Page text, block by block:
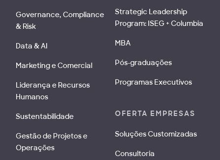
Governance, Compliance
& Risk
Data & AI
Marketing e Comercial
Liderança e Recursos
Humanos
Sustentabilidade
Gestão de Projetos e
Operações
Strategic Leadership
Program: ISEG + Columbia
MBA
Pós-graduações
Programas Executivos
OFERTA EMPRESAS
Soluções Customizadas
Consultoria